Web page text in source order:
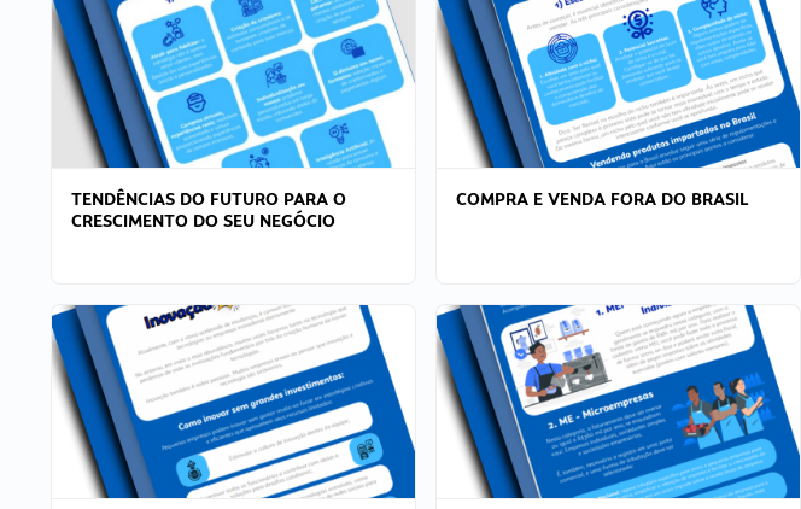
TENDÊNCIAS DO FUTURO PARA O
CRESCIMENTO DO SEU NEGÓCIO
COMPRA E VENDA FORA DO BRASIL